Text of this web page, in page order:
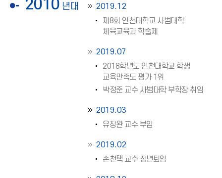
2010 년대
2019.12
제8회 인천대학교 사범대학
체육교육과 학술제
2019.07
2018학년도 인천대학교 학생
교육만족도 평가 1위
박정준 교수 사범대학 부학장 취임
2019.03
유창완 교수 부임
2019.02
손천택 교수 정년퇴임